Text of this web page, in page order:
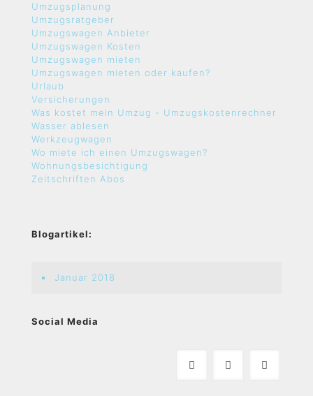
Umzugsplanung
Umzugsratgeber
Umzugswagen Anbieter
Umzugswagen Kosten
Umzugswagen mieten
Umzugswagen mieten oder kaufen?
Urlaub
Versicherungen
Was kostet mein Umzug - Umzugskostenrechner
Wasser ablesen
Werkzeugwagen
Wo miete ich einen Umzugswagen?
Wohnungsbesichtigung
Zeitschriften Abos
Blogartikel:
Januar 2018
Social Media